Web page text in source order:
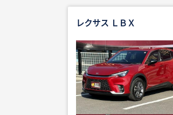
レクサス ＬＢＸ